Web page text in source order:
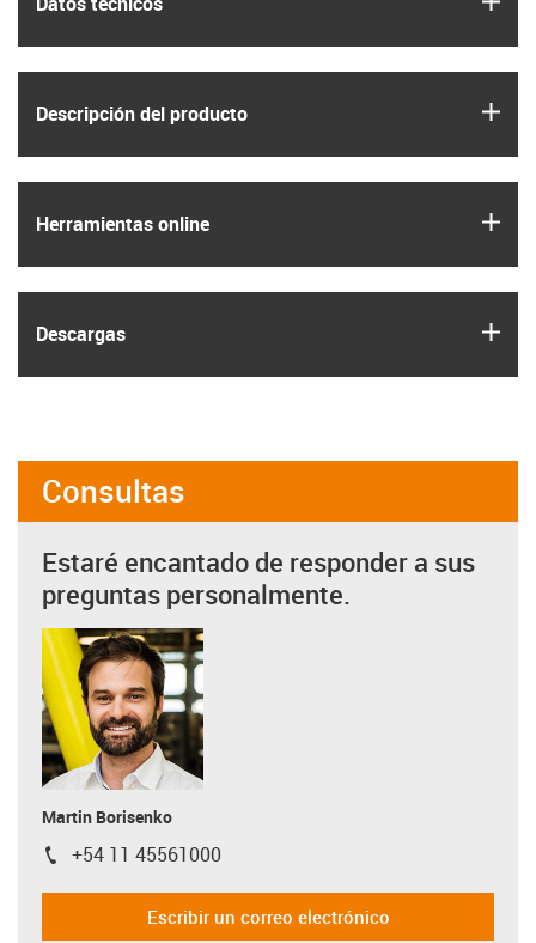
Descripción del producto
Herramientas online
Descargas
Consultas
Estaré encantado de responder a sus
preguntas personalmente.
Martin Borisenko
igus-icon-phone
+54 11 45561000
Escribir un correo electrónico